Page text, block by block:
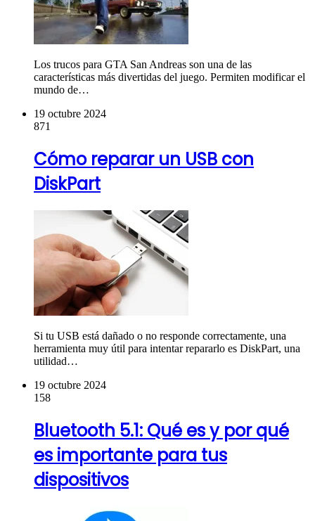
Los trucos para GTA San Andreas son una de las
características más divertidas del juego. Permiten modificar el
mundo de…
19 octubre 2024
871
Cómo reparar un USB con
DiskPart
Si tu USB está dañado o no responde correctamente, una
herramienta muy útil para intentar repararlo es DiskPart, una
utilidad…
19 octubre 2024
158
Bluetooth 5.1: Qué es y por qué
es importante para tus
dispositivos